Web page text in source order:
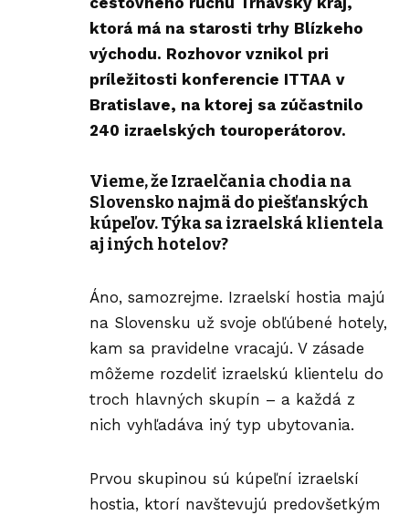
ktorá má na starosti trhy Blízkeho
východu. Rozhovor vznikol pri
príležitosti konferencie ITTAA v
Bratislave, na ktorej sa zúčastnilo
240 izraelských touroperátorov.
Vieme, že Izraelčania chodia na
Slovensko najmä do piešťanských
kúpeľov. Týka sa izraelská klientela
aj iných hotelov?
Áno, samozrejme. Izraelskí hostia majú
na Slovensku už svoje obľúbené hotely,
kam sa pravidelne vracajú. V zásade
môžeme rozdeliť izraelskú klientelu do
troch hlavných skupín – a každá z
nich vyhľadáva iný typ ubytovania.
Prvou skupinou sú kúpeľní izraelskí
hostia, ktorí navštevujú predovšetkým